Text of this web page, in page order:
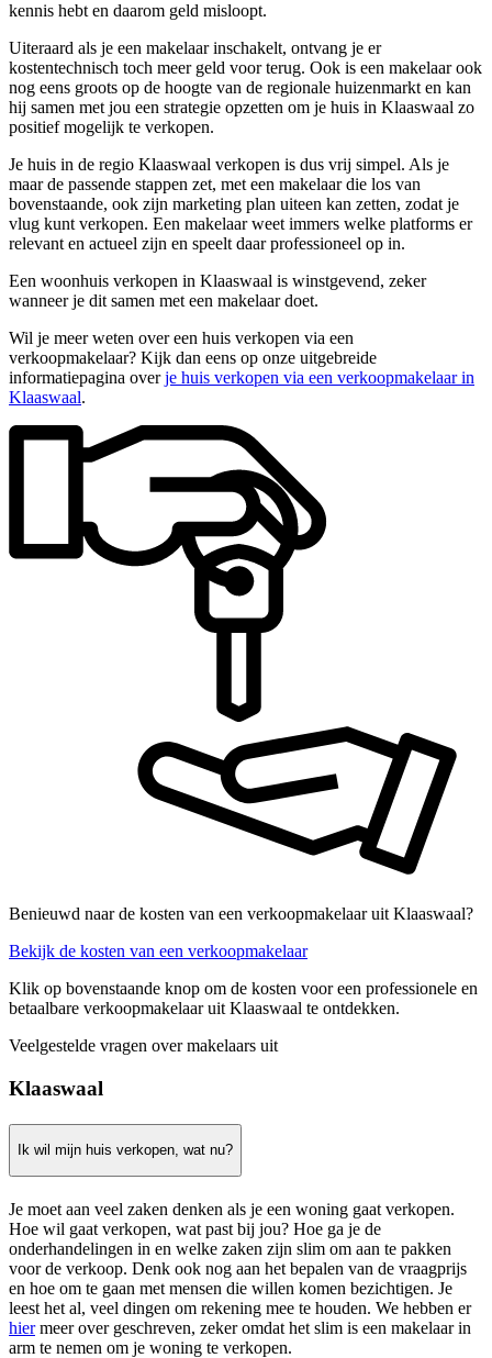
kennis hebt en daarom geld misloopt.
Uiteraard als je een makelaar inschakelt, ontvang je er
kostentechnisch toch meer geld voor terug. Ook is een makelaar ook
nog eens groots op de hoogte van de regionale huizenmarkt en kan
hij samen met jou een strategie opzetten om je huis in Klaaswaal zo
positief mogelijk te verkopen.
Je huis in de regio Klaaswaal verkopen is dus vrij simpel. Als je
maar de passende stappen zet, met een makelaar die los van
bovenstaande, ook zijn marketing plan uiteen kan zetten, zodat je
vlug kunt verkopen. Een makelaar weet immers welke platforms er
relevant en actueel zijn en speelt daar professioneel op in.
Een woonhuis verkopen in Klaaswaal is winstgevend, zeker
wanneer je dit samen met een makelaar doet.
Wil je meer weten over een huis verkopen via een
verkoopmakelaar? Kijk dan eens op onze uitgebreide
informatiepagina overje huis verkopen via een verkoopmakelaar in
Klaaswaal.
Benieuwd naar de kosten van een verkoopmakelaar uit Klaaswaal?
Bekijk de kosten van een verkoopmakelaar
Klik op bovenstaande knop om de kosten voor een professionele en
betaalbare verkoopmakelaar uit Klaaswaal te ontdekken.
Veelgestelde vragen over makelaars uit
Klaaswaal
Ik wil mijn huis verkopen, wat nu?
Je moet aan veel zaken denken als je een woning gaat verkopen.
Hoe wil gaat verkopen, wat past bij jou? Hoe ga je de
onderhandelingen in en welke zaken zijn slim om aan te pakken
voor de verkoop. Denk ook nog aan het bepalen van de vraagprijs
en hoe om te gaan met mensen die willen komen bezichtigen. Je
leest het al, veel dingen om rekening mee te houden. We hebben er
hiermeer over geschreven, zeker omdat het slim is een makelaar in
arm te nemen om je woning te verkopen.